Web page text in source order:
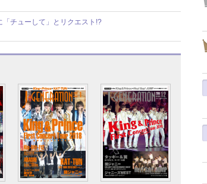
「チューして」とリクエスト!?